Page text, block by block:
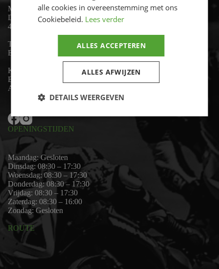
Motor-id
De Lind 17
4841 KC Prinsenbeek
Telefoon:
+31 (0)76 - 54 11 888
Email:
K.v.K: 80530338
B.T.W-nummer: NL861703947B01
Algemene voorwaarden
OPENINGSTIJDEN
Maandag: Gesloten
Dinsdag: 08:30 – 17:30
Woensdag: 08:30 – 17:30
Donderdag: 08:30 – 17:30
Vrijdag: 08:30 – 17:30
Zaterdag: 08:30 – 16:00
Zondag: Gesloten
ROUTE
alle cookies in overeenstemming met ons
Cookiebeleid. Lees verder
ALLES ACCEPTEREN
ALLES AFWIJZEN
DETAILS WEERGEVEN